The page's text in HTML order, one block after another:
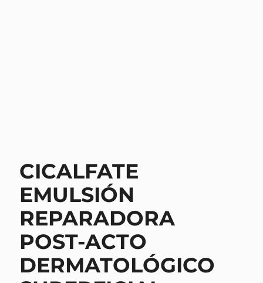
CICALFATE
EMULSIÓN
REPARADORA
POST-ACTO
DERMATOLÓGICO